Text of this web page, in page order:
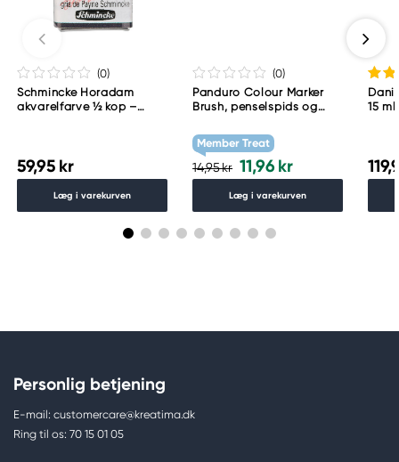
(0)
Schmincke Horadam
akvarelfarve ½ kop –
59,95 kr
Læg i varekurven
(0)
Panduro Colour Marker
Brush, penselspids og
grey 1 WG1
Member Treat
14,95 kr 11,96 kr
Læg i varekurven
15
Personlig betjening
E-mail: customercare@kreatima.dk
Ring til os: 70 15 01 05